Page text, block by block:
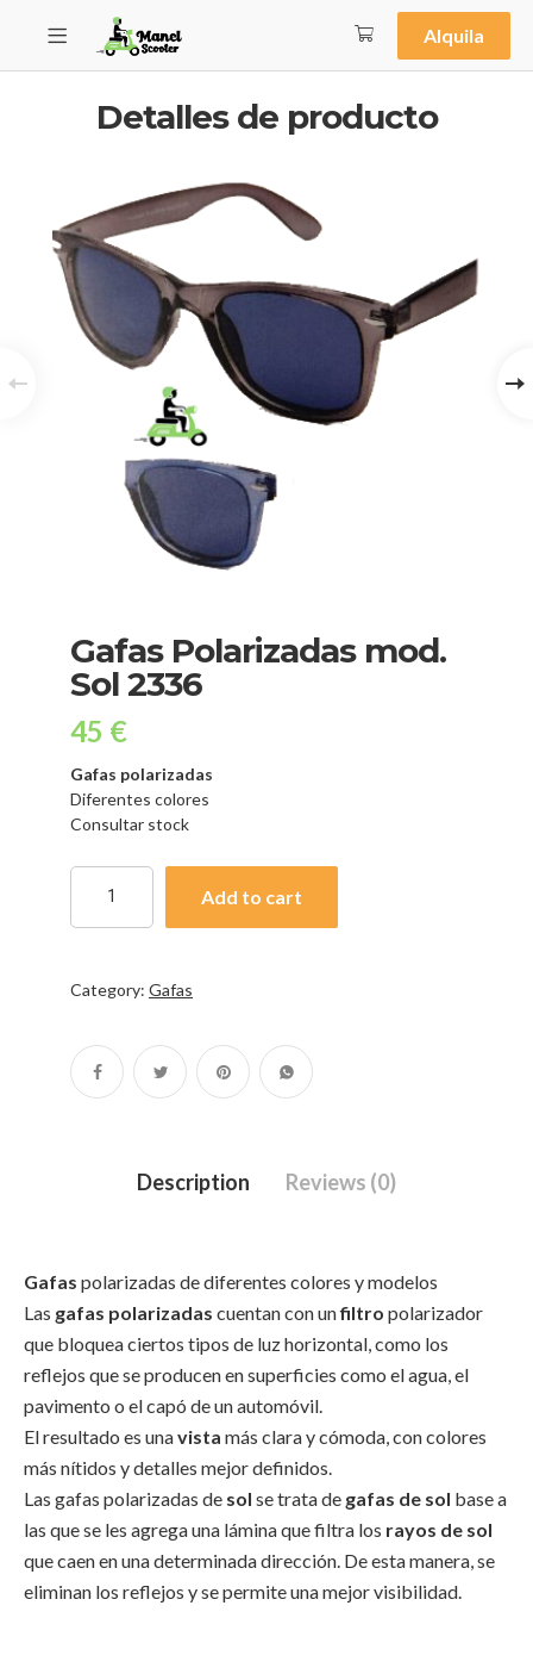
Alquila
Detalles de producto
Gafas Polarizadas mod.
Sol 2336
45 €
Gafas polarizadas
Diferentes colores
Consultar stock
Add to cart
Category: Gafas
Description Reviews (0)
Gafas polarizadas de diferentes colores y modelos
Las gafas polarizadas cuentan con unfiltro polarizador
que bloquea ciertos tipos de luz horizontal, como los
reflejos que se producen en superficies como el agua, el
pavimento o el capó de un automóvil.
El resultado es unavista más clara y cómoda, con colores
más nítidos y detalles mejor definidos.
Las gafas polarizadas de sol se trata de gafas de sol base a
las que se les agrega una lámina que filtra los rayos de sol
que caen en una determinada dirección. De esta manera, se
eliminan los reflejos y se permite una mejor visibilidad.